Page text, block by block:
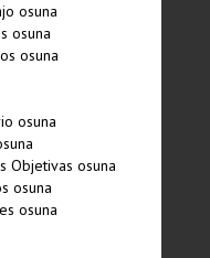
osuna
osuna
osuna
osuna
Objetivas osuna
osuna
osuna